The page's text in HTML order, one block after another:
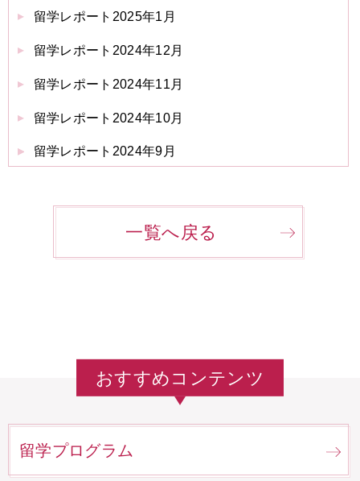
留学レポート2025年1月
留学レポート2024年12月
留学レポート2024年11月
留学レポート2024年10月
留学レポート2024年9月
一覧へ戻る
おすすめコンテンツ
留学プログラム